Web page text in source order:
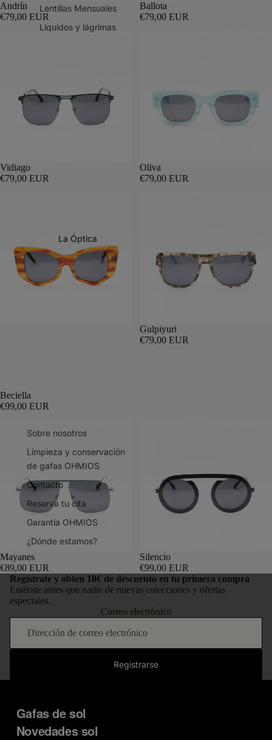
Lentillas Mensuales
Líquidos y lágrimas
La Óptica
Sobre nosotros
Limpieza y conservación
de gafas OHMIOS
Contacto
Reserva tu cita
Garantía OHMIOS
¿Dónde estamos?
Andrín
€79,00 EUR
Ballota
€79,00 EUR
Vidiago
€79,00 EUR
Oliva
€79,00 EUR
Beciella
€99,00 EUR
Gulpiyuri
€79,00 EUR
Mayanes
€89,00 EUR
Silencio
€99,00 EUR
Regístrate y obten 10€ de descuento en tu primera compra
Entérate antes que nadie de nuevas colecciones y ofertas
especiales.
Correo electrónico
Registrarse
Gafas de sol
Novedades sol